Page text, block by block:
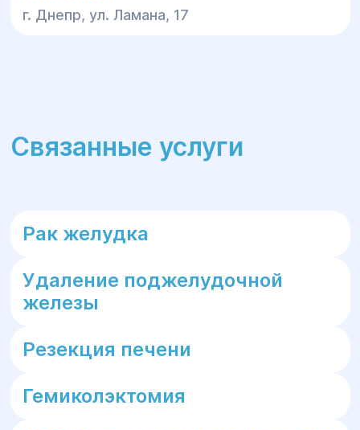
г. Днепр, ул. Ламана, 17
Связанные услуги
Рак желудка
Удаление поджелудочной
железы
Резекция печени
Гемиколэктомия